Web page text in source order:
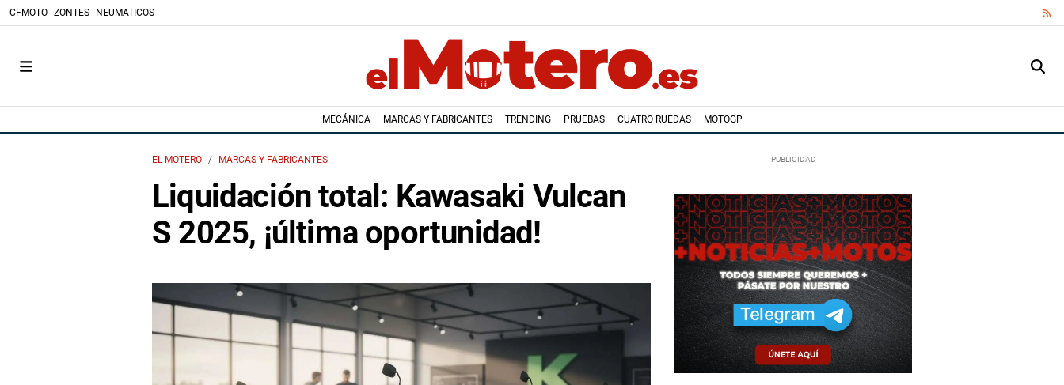
CFMOTO ZONTES NEUMATICOS
MECÁNICA MARCAS Y FABRICANTES TRENDING PRUEBAS CUATRO RUEDAS MOTOGP
EL MOTERO MARCAS Y FABRICANTES
Liquidación total: Kawasaki Vulcan
S 2025, ¡última oportunidad!